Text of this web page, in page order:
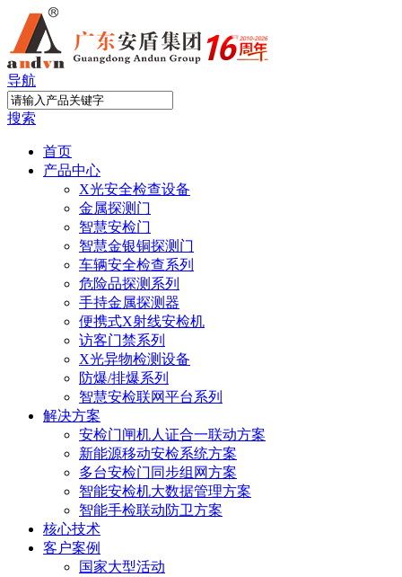
导航
搜索
首页
产品中心
X光安全检查设备
金属探测门
智慧安检门
智慧金银铜探测门
车辆安全检查系列
危险品探测系列
手持金属探测器
便携式X射线安检机
访客门禁系列
X光异物检测设备
防爆/排爆系列
智慧安检联网平台系列
解决方案
安检门闸机人证合一联动方案
新能源移动安检系统方案
多台安检门同步组网方案
智能安检机大数据管理方案
智能手检联动防卫方案
核心技术
客户案例
国家大型活动